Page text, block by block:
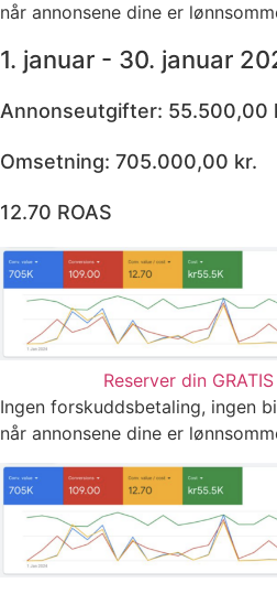
når annonsene dine er
1. januar - 30. januar
Annonseutgifter: 55.500,00
Omsetning: 705.000,00 kr.
12.70 ROAS
Reserver din
Ingen forskuddsbetaling, ingen
når annonsene dine er